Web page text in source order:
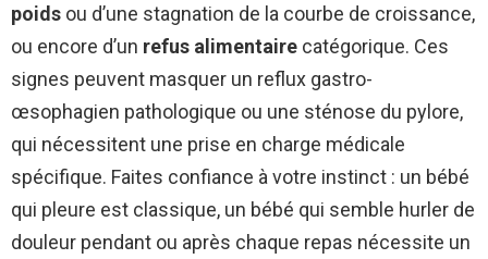
poids ou d’une stagnation de la courbe de croissance,
ou encore d’un refus alimentaire catégorique. Ces
signes peuvent masquer un reflux gastro-
œsophagien pathologique ou une sténose du pylore,
qui nécessitent une prise en charge médicale
spécifique. Faites confiance à votre instinct : un bébé
qui pleure est classique, un bébé qui semble hurler de
douleur pendant ou après chaque repas nécessite un